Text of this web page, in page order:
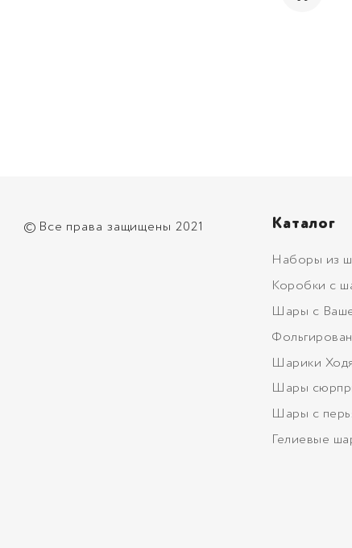
©Все права защищены 2021 Каталог
Наборы из
Коробки с
Шары с
Шарики
Шары
Шары с
Гелиевые